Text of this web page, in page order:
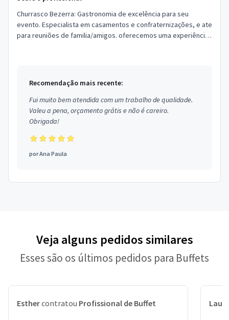
Churrasco Bezerra: Gastronomia de excelência para seu
evento. Especialista em casamentos e confraternizações, e ate
para reuniões de familia/amigos. oferecemos uma experiência
Recomendação mais recente:
Fui muito bem atendida com um trabalho de qualidade.
Valeu a pena, orçamento grátis e não é careiro.
Obrigada!
porAna Paula
Veja alguns pedidos similares
Esses são os últimos pedidos para Buffets
Esthercontratou Profissional de Buffet